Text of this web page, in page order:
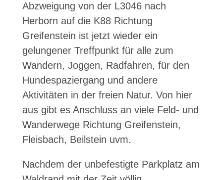
Abzweigung von der L3046 nach
Herborn auf die K88 Richtung
Greifenstein ist jetzt wieder ein
gelungener Treffpunkt für alle zum
Wandern, Joggen, Radfahren, für den
Hundespaziergang und andere
Aktivitäten in der freien Natur. Von hier
aus gibt es Anschluss an viele Feld- und
Wanderwege Richtung Greifenstein,
Fleisbach, Beilstein uvm.
Nachdem der unbefestigte Parkplatz am